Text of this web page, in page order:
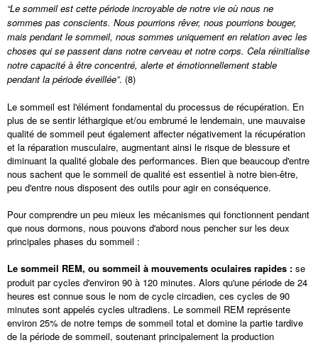
“Le sommeil est cette période incroyable de notre vie où nous ne
sommes pas conscients. Nous pourrions rêver, nous pourrions bouger,
mais pendant le sommeil, nous sommes uniquement en relation avec les
choses qui se passent dans notre cerveau et notre corps. Cela réinitialise
notre capacité à être concentré, alerte et émotionnellement stable
pendant la période éveillée”. (8)
Le sommeil est l'élément fondamental du processus de récupération. En
plus de se sentir léthargique et/ou embrumé le lendemain, une mauvaise
qualité de sommeil peut également affecter négativement la récupération
et la réparation musculaire, augmentant ainsi le risque de blessure et
diminuant la qualité globale des performances. Bien que beaucoup d'entre
nous sachent que le sommeil de qualité est essentiel à notre bien-être,
peu d'entre nous disposent des outils pour agir en conséquence.
Pour comprendre un peu mieux les mécanismes qui fonctionnent pendant
que nous dormons, nous pouvons d'abord nous pencher sur les deux
principales phases du sommeil :
Le sommeil REM, ou sommeil à mouvements oculaires rapides : se
produit par cycles d'environ 90 à 120 minutes. Alors qu'une période de 24
heures est connue sous le nom de cycle circadien, ces cycles de 90
minutes sont appelés cycles ultradiens. Le sommeil REM représente
environ 25% de notre temps de sommeil total et domine la partie tardive
de la période de sommeil, soutenant principalement la production